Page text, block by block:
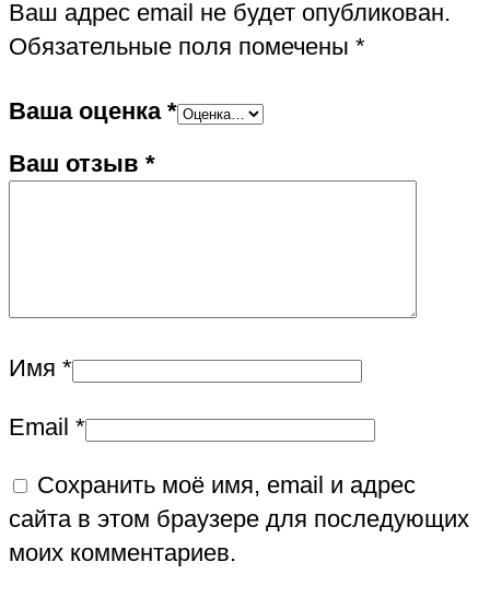
Ваш адрес email не будет опубликован.
Обязательные поля помечены *
Ваша оценка *
Ваш отзыв *
Имя *
Email *
Сохранить моё имя, email и адрес
сайта в этом браузере для последующих
моих комментариев.